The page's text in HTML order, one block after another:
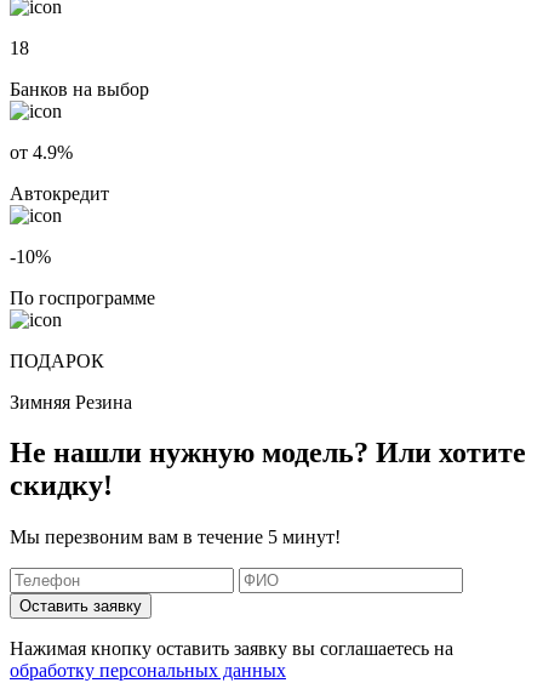
18
Банков на выбор
от 4.9%
Автокредит
-10%
По госпрограмме
ПОДАРОК
Зимняя Резина
Не нашли нужную модель? Или хотите
скидку!
Мы перезвоним вам в течение 5 минут!
Оставить заявку
Нажимая кнопку оставить заявку вы соглашаетесь на
обработку персональных данных